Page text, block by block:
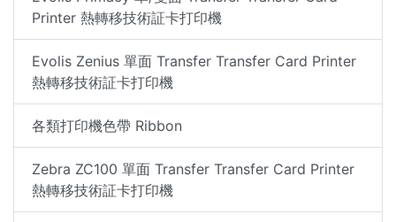
Printer 熱轉移技術証卡打印機
Evolis Zenius 單面 Transfer Transfer Card Printer
熱轉移技術証卡打印機
各類打印機色帶 Ribbon
Zebra ZC100 單面 Transfer Transfer Card Printer
熱轉移技術証卡打印機